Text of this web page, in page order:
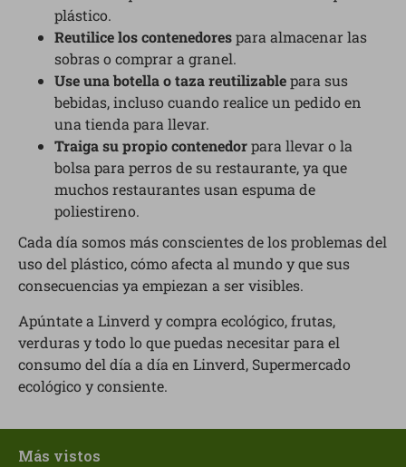
plástico.
Reutilice los contenedorespara almacenar las
sobras o comprar a granel.
Use una botella o taza reutilizablepara sus
bebidas, incluso cuando realice un pedido en
una tienda para llevar.
Traiga su propio contenedorpara llevar o la
bolsa para perros de su restaurante, ya que
muchos restaurantes usan espuma de
poliestireno.
Cada día somos más conscientes de los problemas del
uso del plástico, cómo afecta al mundo y que sus
consecuencias ya empiezan a ser visibles.
Apúntate a Linverd y compra ecológico, frutas,
verduras y todo lo que puedas necesitar para el
consumo del día a día en Linverd, Supermercado
ecológico y consiente.
Más vistos